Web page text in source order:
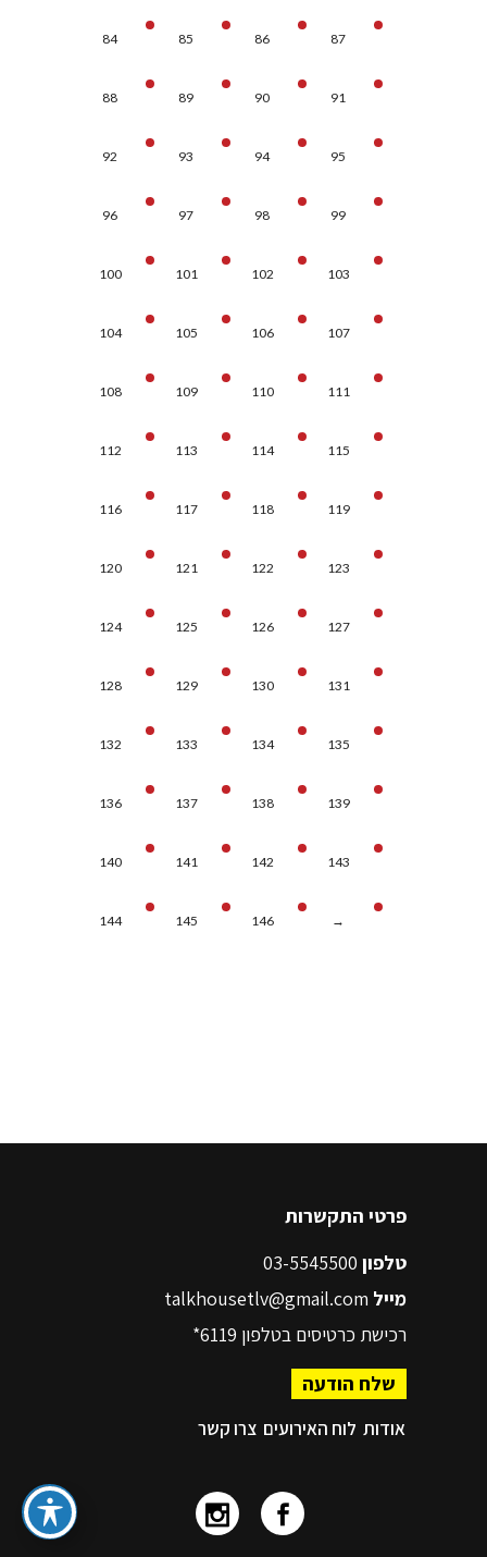
84 85 86 87
88 89 90 91
92 93 94 95
96 97 98 99
100 101 102 103
104 105 106 107
108 109 110 111
112 113 114 115
116 117 118 119
120 121 122 123
124 125 126 127
128 129 130 131
132 133 134 135
136 137 138 139
140 141 142 143
144 145 146 →
פרטי התקשרות
טלפון
מייל talkhousetlv@gmail.com
רכישת כרטיסים בטלפון 6119*
שלח הודעה
אודות לוח האירועים צרו קשר